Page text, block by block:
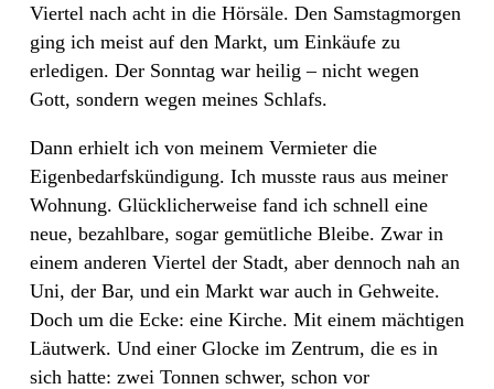
Viertel nach acht in die Hörsäle. Den Samstagmorgen
ging ich meist auf den Markt, um Einkäufe zu
erledigen. Der Sonntag war heilig – nicht wegen
Gott, sondern wegen meines Schlafs.
Dann erhielt ich von meinem Vermieter die
Eigenbedarfskündigung. Ich musste raus aus meiner
Wohnung. Glücklicherweise fand ich schnell eine
neue, bezahlbare, sogar gemütliche Bleibe. Zwar in
einem anderen Viertel der Stadt, aber dennoch nah an
Uni, der Bar, und ein Markt war auch in Gehweite.
Doch um die Ecke: eine Kirche. Mit einem mächtigen
Läutwerk. Und einer Glocke im Zentrum, die es in
sich hatte: zwei Tonnen schwer, schon vor